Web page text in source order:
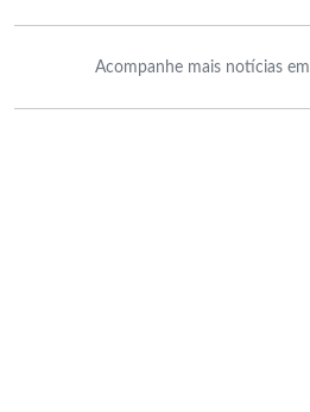
Acompanhe mais notícias em